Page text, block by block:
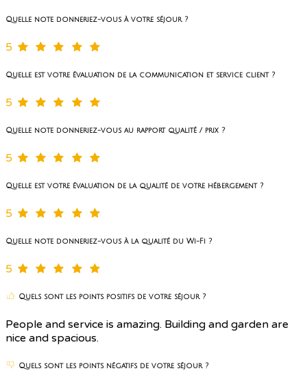
Quelle note donneriez-vous à votre séjour ?
5
Quelle est votre évaluation de la communication et service client ?
5
Quelle note donneriez-vous au rapport qualité / prix ?
5
Quelle est votre évaluation de la qualité de votre hébergement ?
5
Quelle note donneriez-vous à la qualité du Wi-Fi ?
5
Quels sont les points positifs de votre séjour ?
People and service is amazing. Building and garden are
nice and spacious.
Quels sont les points négatifs de votre séjour ?